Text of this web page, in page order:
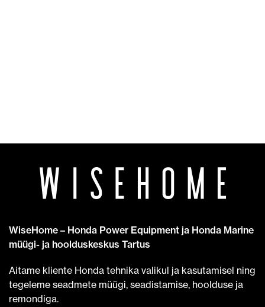
WiseHome – Honda Power Equipment ja Honda Marine
müügi- ja hoolduskeskus Tartus
Aitame kliente Honda tehnika valikul ja kasutamisel ning
tegeleme seadmete müügi, seadistamise, hoolduse ja
remondiga.